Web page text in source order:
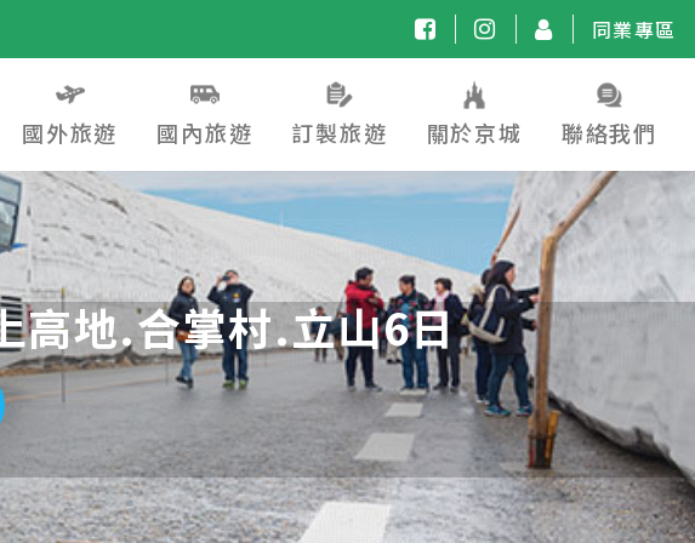
同業專區
國外旅遊 國內旅遊 訂製旅遊 關於京城 聯絡我們
高地.合掌村.立山6日